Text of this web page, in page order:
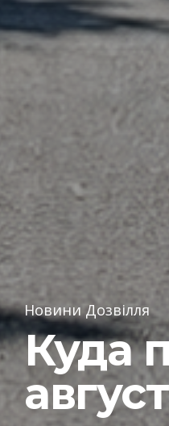
Новини Дозвілля
Куда